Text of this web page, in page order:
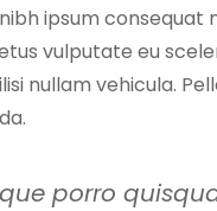
ipsum consequat
vulputate eu
nullam vehicula.
porro